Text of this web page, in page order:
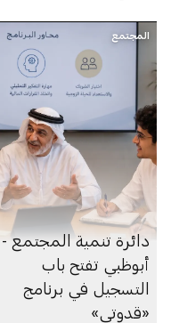
المجتمع
دائرة تنمية المجتمع -
أبوظبي تفتح باب
التسجيل في برنامج
«قدوتي»